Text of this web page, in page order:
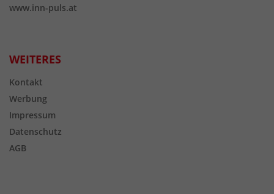
www.inn-puls.at
WEITERES
Kontakt
Werbung
Impressum
Datenschutz
AGB